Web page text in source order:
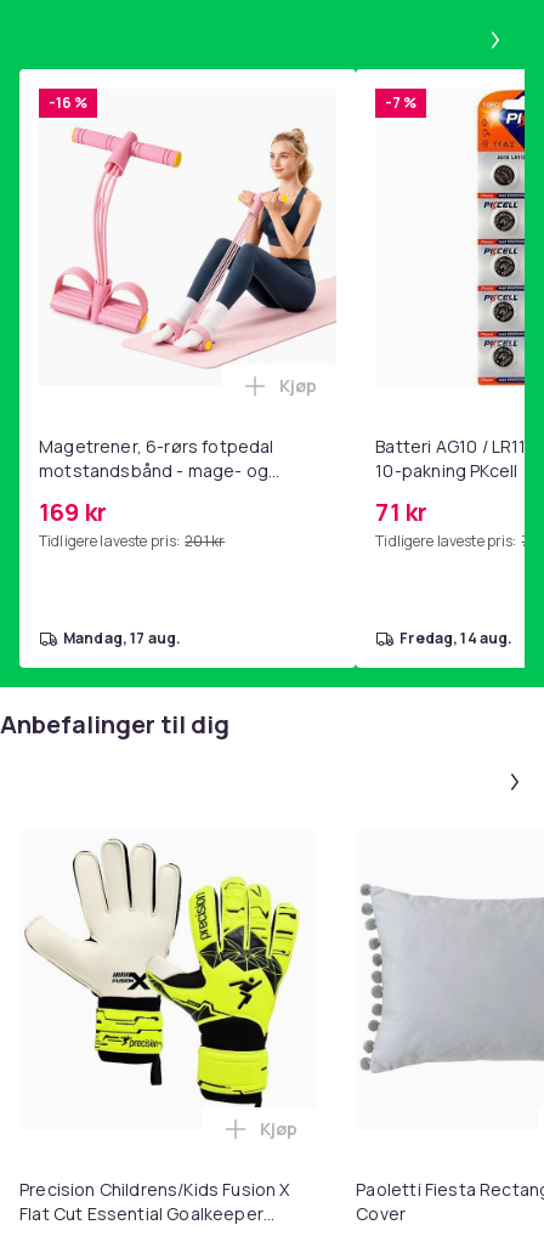
-16 %
Magetrener, 6-rørs fotpedal
motstandsbånd - mage- og
hjemmegymnastikk Pink
169 kr
Tidligere laveste pris: 201 kr
Legg Magetrener, 6-rørs
Kjøp
mandag, 17 aug.
-7 %
Batteri AG10 /
10-pakning PKcell
71 kr
Tidligere laveste pris: 76
fredag, 14 aug.
Anbefalinger til dig
Precision Childrens/Kids Fusion X
Flat Cut Essential Goalkeeper
Legg Precision Childrens/Kids
Kjøp
Paoletti Fiesta
Cover